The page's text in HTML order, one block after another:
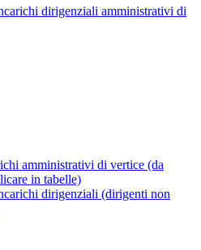
dirigenziali amministrativi di
amministrativi di vertice (da
in tabelle)
dirigenziali (dirigenti non